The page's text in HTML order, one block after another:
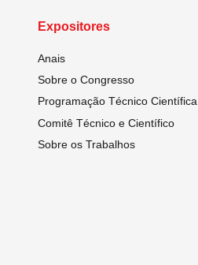
Expositores
Anais
Sobre o Congresso
Programação Técnico Científica
Comitê Técnico e Científico
Sobre os Trabalhos